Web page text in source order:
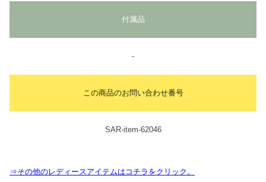
付属品
-
この商品のお問い合わせ番号
SAR-item-62046
⇒その他のレディースアイテムはコチラをクリック。